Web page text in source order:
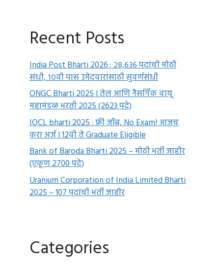
Recent Posts
India Post Bharti 2026 : २८,६३६ पदांची मोठी
संधी, १०वी पास उमेदवारांसाठी सुवर्णसंधी
ONGC Bharti 2025 | तेल आणि नैसर्गिक वायू
महामंडळ भरती 2025 (2623 पदे)
IOCL bharti 2025 : फ्री जॉब, No Exam! आजच
करा अर्ज | 12वी ते Graduate Eligible
Bank of Baroda Bharti 2025 – मोठी भर्ती जाहीर
(एकूण 2700 पदे)
Uranium Corporation of India Limited Bharti
2025 – 107 पदांची भर्ती जाहीर
Categories